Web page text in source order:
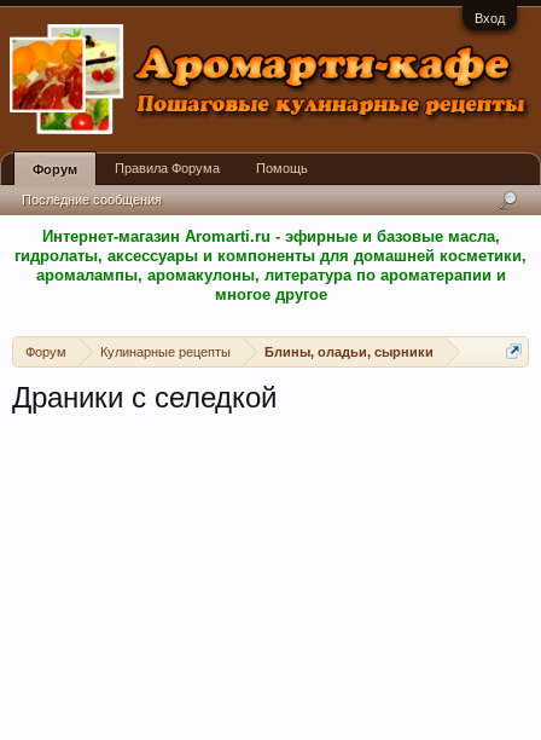
Вход
Интернет-магазин Aromarti.ru - эфирные и базовые масла,
гидролаты, аксессуары и компоненты для домашней косметики,
аромалампы, аромакулоны, литература по ароматерапии и
многое другое
Форум Кулинарные рецепты Блины, оладьи, сырники
Драники с селедкой
Форум
Последние сообщения
Правила Форума Помощь